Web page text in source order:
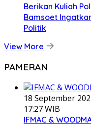
Berikan Kuliah
Bamsoet
Politik
View More
PAMERAN
18 September
17:27 WIB
IFMAC &